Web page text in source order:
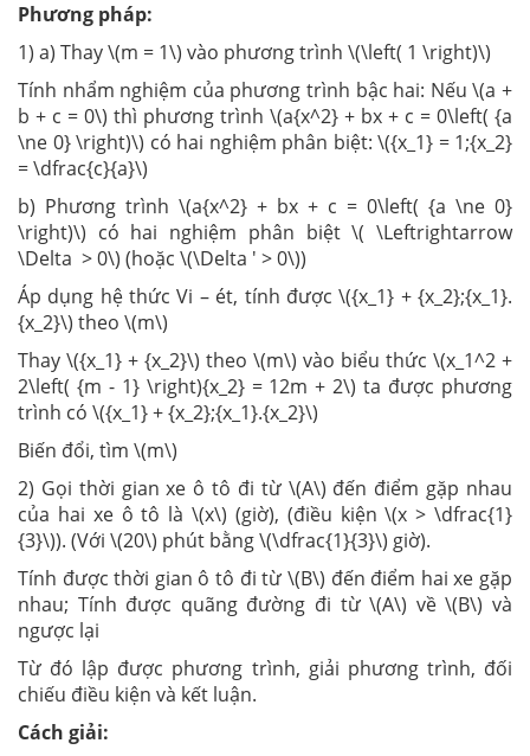
Phương pháp:
1) a) Thay \(m = 1\) vào phương trình \(\left( 1 \right)\)
Tính nhẩm nghiệm của phương trình bậc hai: Nếu \(a +
b + c = 0\) thì phương trình \(a{x^2} + bx + c = 0\left( {a
\ne 0} \right)\) có hai nghiệm phân biệt: \({x_1} = 1;{x_2}
= \dfrac{c}{a}\)
b) Phương trình \(a{x^2} + bx + c = 0\left( {a \ne 0}
\right)\) có hai nghiệm phân biệt \( \Leftrightarrow
\Delta > 0\) (hoặc \(\Delta ' > 0\))
Áp dụng hệ thức Vi – ét, tính được \({x_1} + {x_2};{x_1}.
{x_2}\) theo \(m\)
Thay \({x_1} + {x_2}\) theo \(m\) vào biểu thức \(x_1^2 +
2\left( {m - 1} \right){x_2} = 12m + 2\) ta được phương
trình có \({x_1} + {x_2};{x_1}.{x_2}\)
Biến đổi, tìm \(m\)
2) Gọi thời gian xe ô tô đi từ \(A\) đến điểm gặp nhau
của hai xe ô tô là \(x\) (giờ), (điều kiện \(x > \dfrac{1}
{3}\)). (Với \(20\) phút bằng \(\dfrac{1}{3}\) giờ).
Tính được thời gian ô tô đi từ \(B\) đến điểm hai xe gặp
nhau; Tính được quãng đường đi từ \(A\) về \(B\) và
ngược lại
Từ đó lập được phương trình, giải phương trình, đối
chiếu điều kiện và kết luận.
Cách giải: